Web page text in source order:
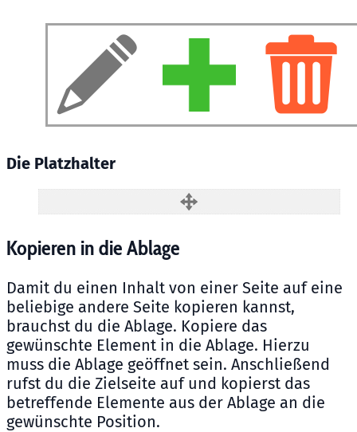
Die Platzhalter
Kopieren in die Ablage
Damit du einen Inhalt von einer Seite auf eine
beliebige andere Seite kopieren kannst,
brauchst du die Ablage. Kopiere das
gewünschte Element in die Ablage. Hierzu
muss die Ablage geöffnet sein. Anschließend
rufst du die Zielseite auf und kopierst das
betreffende Elemente aus der Ablage an die
gewünschte Position.